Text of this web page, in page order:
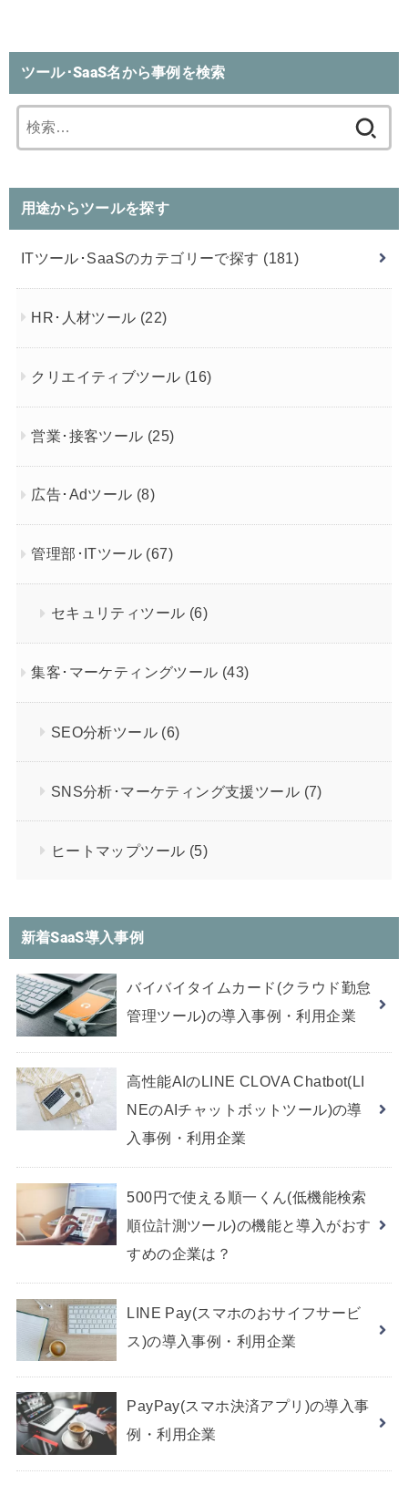
ツール･SaaS名から事例を検索
索:
用途からツールを探す
ITツール･SaaSのカテゴリーで探す (181)
HR･人材ツール (22)
クリエイティブツール (16)
営業･接客ツール (25)
広告･Adツール (8)
管理部･ITツール (67)
セキュリティツール (6)
集客･マーケティングツール (43)
SEO分析ツール (6)
SNS分析･マーケティング支援ツール (7)
ヒートマップツール (5)
新着SaaS導入事例
バイバイタイムカード(クラウド勤怠
管理ツール)の導入事例・利用企業
高性能AIのLINE CLOVA Chatbot(LI
NEのAIチャットボットツール)の導
入事例・利用企業
500円で使える順一くん(低機能検索
順位計測ツール)の機能と導入がおす
すめの企業は？
LINE Pay(スマホのおサイフサービ
ス)の導入事例・利用企業
PayPay(スマホ決済アプリ)の導入事
例・利用企業